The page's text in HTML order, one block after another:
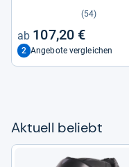
(54)
107,20 €
2 Angebote vergleichen
Aktu­ell beliebt